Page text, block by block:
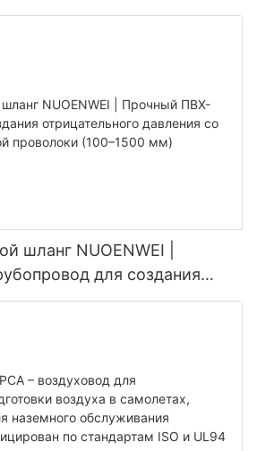
воздухом для наземного
шланг NUOENWEI |
для создания
со спиралью из